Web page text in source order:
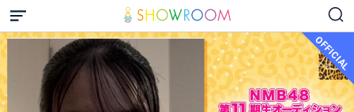
OFFICIAL